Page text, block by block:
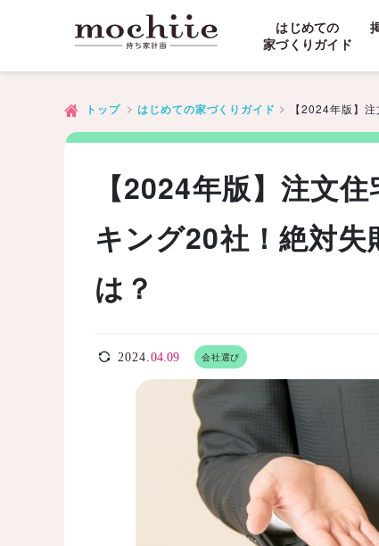
はじめての
家づくりガイド
トップ はじめての家づくりガイド 【2024年版】
【2024年版】注文
キング20社！絶対
は？
2024.04.09 会社選び